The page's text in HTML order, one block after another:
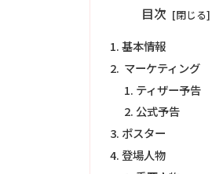
目次
基本情報
マーケティング
ティザー予告
公式予告
ポスター
登場人物